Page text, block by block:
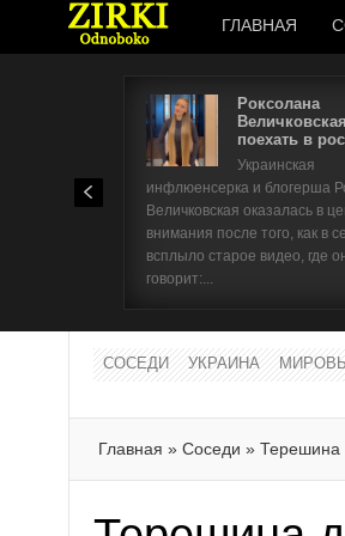
ГЛАВНАЯ
Роксолана
поехать в
Украинская
инфлюенсерка и блогерша
Величковская оказалась в
внимания после того, как в
всплыло старое видео, где
говорит:...
СОСЕДИ УКРАИНА
Главная » Соседи » Терешина